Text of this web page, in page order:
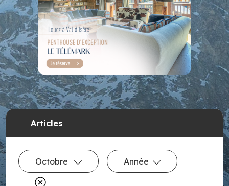
Articles
Octobre Année